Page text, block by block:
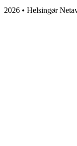
2026 • Helsingør